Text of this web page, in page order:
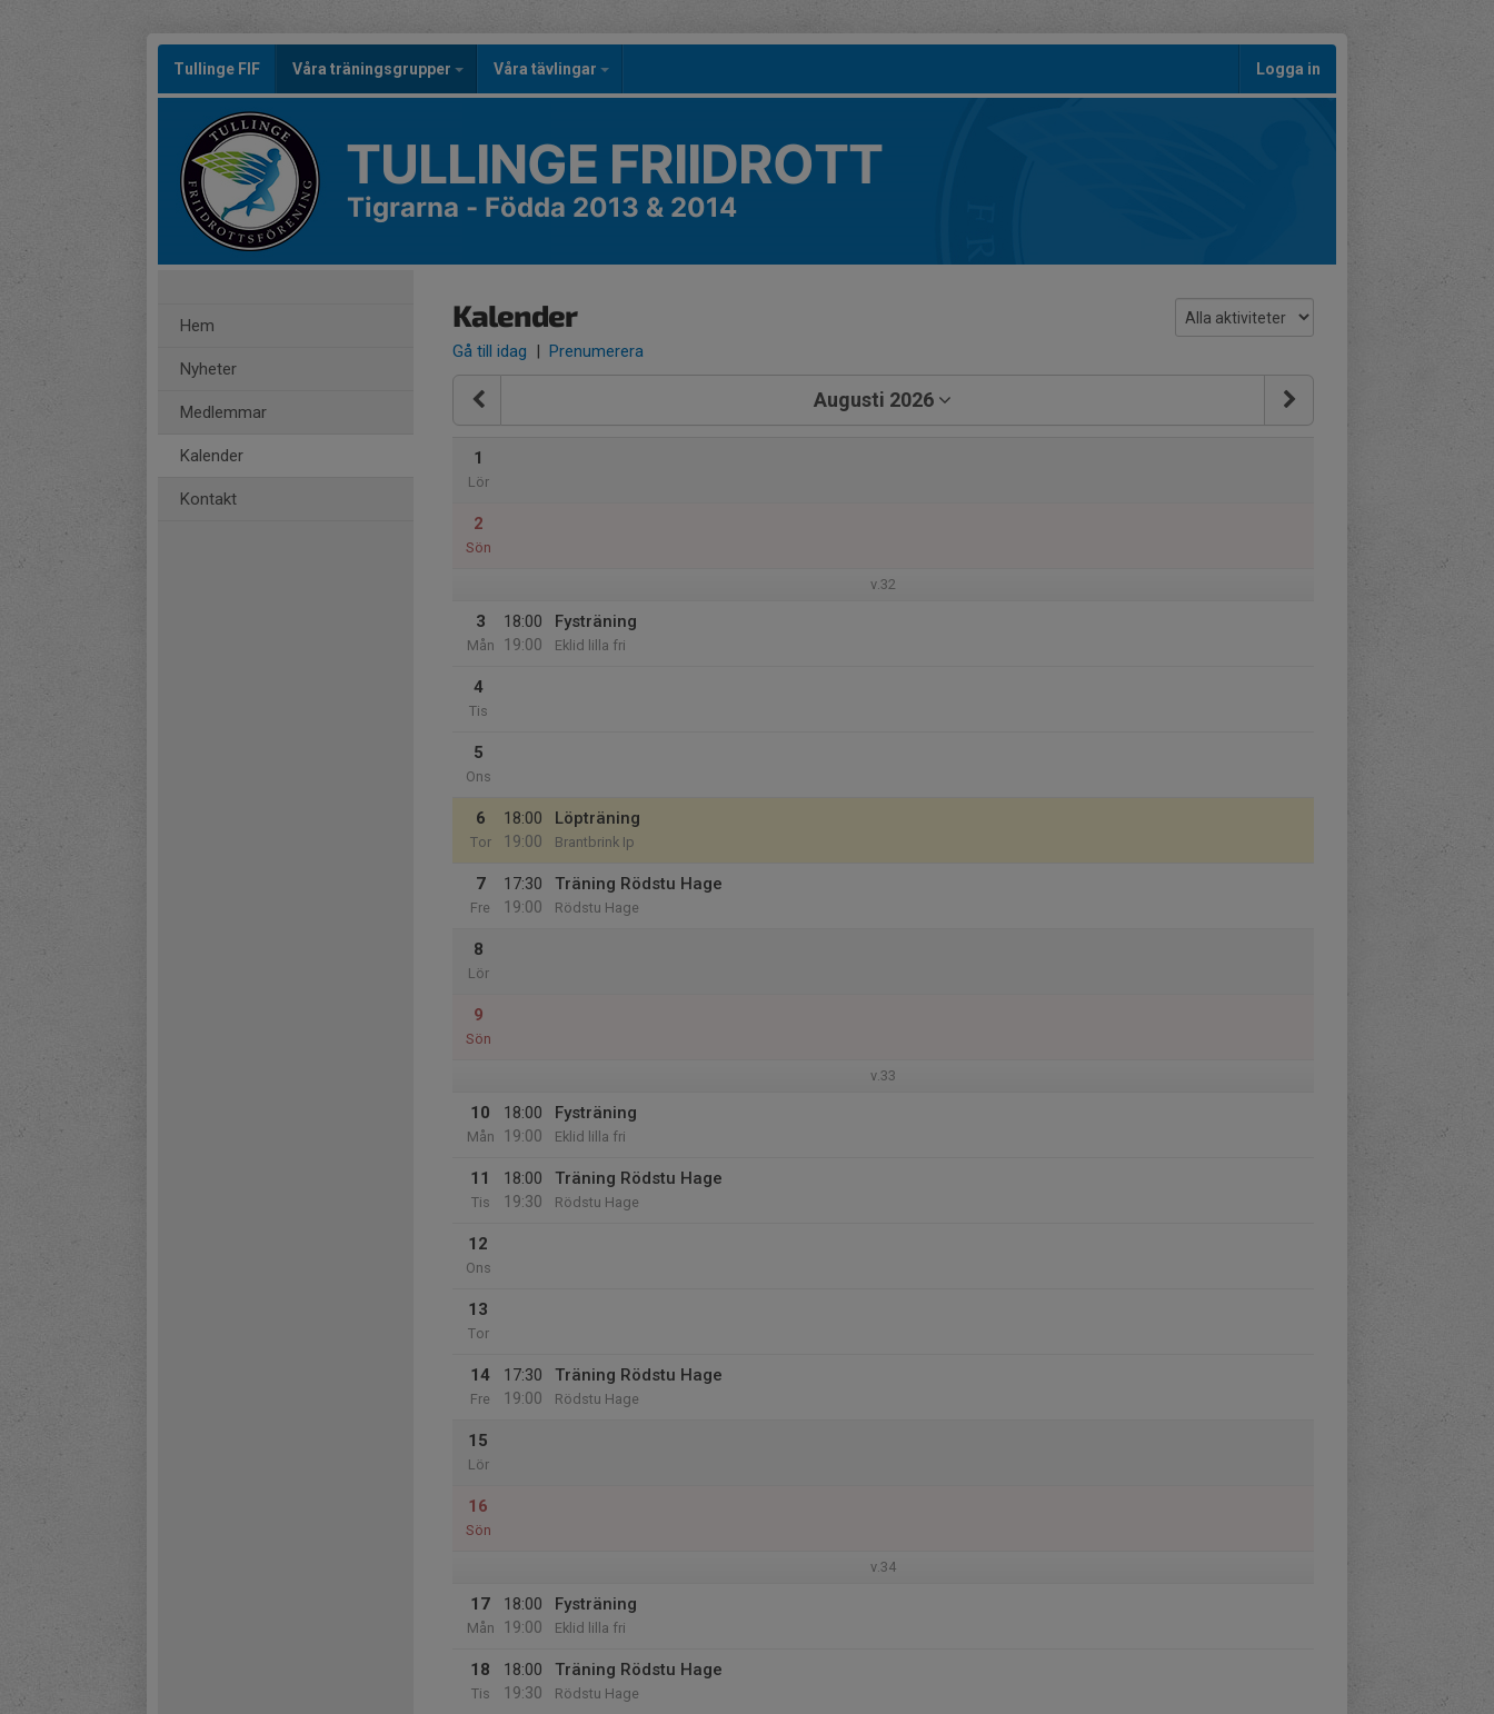
Tullinge FIF Våra träningsgrupper Våra tävlingar Logga in
TULLINGE FRIIDROTT
Tigrarna - Födda 2013 & 2014
Hem
Nyheter
Medlemmar
Kalender
Kontakt
Kalender
Gå till idag | Prenumerera
Augusti 2026
1
Lör
2
Sön
v.32
3
Mån
18:00
19:00
Fysträning
Eklid lilla fri
4
Tis
5
Ons
6
Tor
18:00
19:00
Löpträning
Brantbrink Ip
7
Fre
17:30
19:00
Träning Rödstu Hage
Rödstu Hage
8
Lör
9
Sön
v.33
10
Mån
18:00
19:00
Fysträning
Eklid lilla fri
11
Tis
18:00
19:30
Träning Rödstu Hage
Rödstu Hage
12
Ons
13
Tor
14
Fre
17:30
19:00
Träning Rödstu Hage
Rödstu Hage
15
Lör
16
Sön
v.34
17
Mån
18:00
19:00
Fysträning
Eklid lilla fri
18
Tis
18:00
19:30
Träning Rödstu Hage
Rödstu Hage